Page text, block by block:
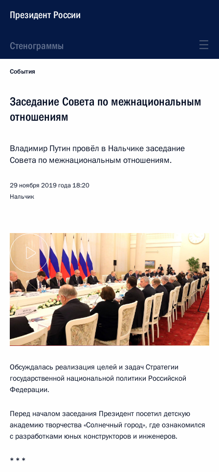
Президент России
Стенограммы
События
Заседание Совета по межнациональным
отношениям
Владимир Путин провёл в Нальчике заседание
Совета по межнациональным отношениям.
29 ноября 2019 года 18:20
Нальчик
Обсуждалась реализация целей и задач Стратегии
государственной национальной политики Российской
Федерации.
Перед началом заседания Президент посетил детскую
академию творчества «Солнечный город», где ознакомился
с разработками юных конструкторов и инженеров.
* * *